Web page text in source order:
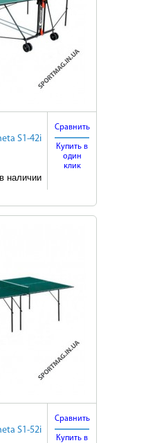
S1-42i
наличии
Сравнить
Купить в
один
клик
S1-52i
Сравнить
Купить в